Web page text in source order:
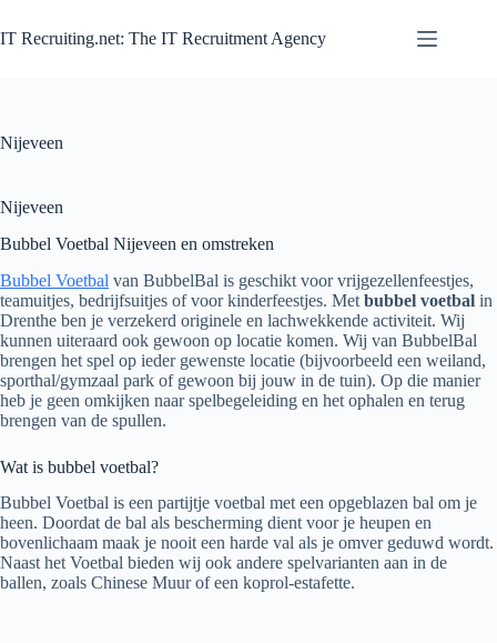
Inhalt
springen
IT Recruiting.net: The IT Recruitment Agency
Nijeveen
Nijeveen
Bubbel Voetbal Nijeveen en omstreken
Bubbel Voetbal van BubbelBal is geschikt voor vrijgezellenfeestjes,
teamuitjes, bedrijfsuitjes of voor kinderfeestjes. Met bubbel voetbal in
Drenthe ben je verzekerd originele en lachwekkende activiteit. Wij
kunnen uiteraard ook gewoon op locatie komen. Wij van BubbelBal
brengen het spel op ieder gewenste locatie (bijvoorbeeld een weiland,
sporthal/gymzaal park of gewoon bij jouw in de tuin). Op die manier
heb je geen omkijken naar spelbegeleiding en het ophalen en terug
brengen van de spullen.
Wat is bubbel voetbal?
Bubbel Voetbal is een partijtje voetbal met een opgeblazen bal om je
heen. Doordat de bal als bescherming dient voor je heupen en
bovenlichaam maak je nooit een harde val als je omver geduwd wordt.
Naast het Voetbal bieden wij ook andere spelvarianten aan in de
ballen, zoals Chinese Muur of een koprol-estafette.